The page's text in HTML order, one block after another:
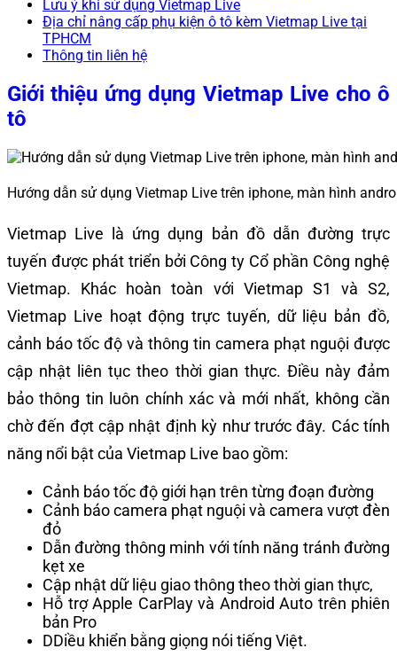
Lưu ý khi sử dụng Vietmap Live
Địa chỉ nâng cấp phụ kiện ô tô kèm Vietmap Live tại
TPHCM
Thông tin liên hệ
Giới thiệu ứng dụng Vietmap Live cho ô
tô
Hướng dẫn sử dụng Vietmap Live trên iphone, màn hình
Vietmap Live là ứng dụng bản đồ dẫn đường trực
tuyến được phát triển bởi Công ty Cổ phần Công nghệ
Vietmap. Khác hoàn toàn với Vietmap S1 và S2,
Vietmap Live hoạt động trực tuyến, dữ liệu bản đồ,
cảnh báo tốc độ và thông tin camera phạt nguội được
cập nhật liên tục theo thời gian thực. Điều này đảm
bảo thông tin luôn chính xác và mới nhất, không cần
chờ đến đợt cập nhật định kỳ như trước đây. Các tính
năng nổi bật của Vietmap Live bao gồm:
Cảnh báo tốc độ giới hạn trên từng đoạn đường
Cảnh báo camera phạt nguội và camera vượt đèn
đỏ
Dẫn đường thông minh với tính năng tránh đường
kẹt xe
Cập nhật dữ liệu giao thông theo thời gian thực,
Hỗ trợ Apple CarPlay và Android Auto trên phiên
bản Pro
DDiều khiển bằng giọng nói tiếng Việt.